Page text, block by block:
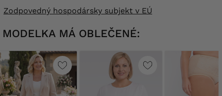
Zodpovedný hospodársky subjekt v EÚ
MODELKA MÁ OBLEČENÉ: